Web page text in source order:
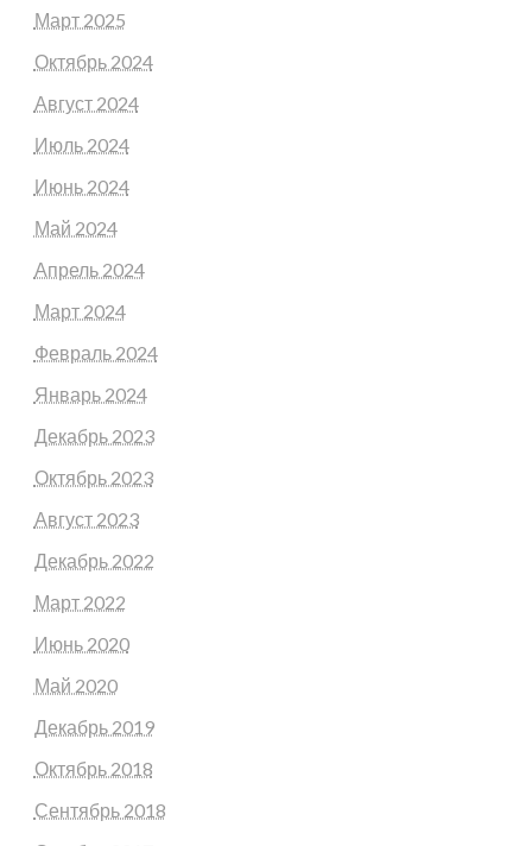
Март 2025
Октябрь 2024
Август 2024
Июль 2024
Июнь 2024
Май 2024
Апрель 2024
Март 2024
Февраль 2024
Январь 2024
Декабрь 2023
Октябрь 2023
Август 2023
Декабрь 2022
Март 2022
Июнь 2020
Май 2020
Декабрь 2019
Октябрь 2018
Сентябрь 2018